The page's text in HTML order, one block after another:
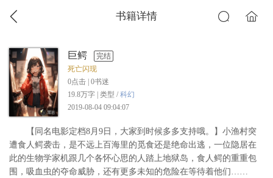
书籍详情
巨鳄
完结
死亡闪现
0点击 | 0书迷
19.8万字 | 类型 / 科幻
2019-08-04 09:04:07
【同名电影定档8月9日，大家到时候多多支持哦。】小渔村突
遭食人鳄袭击，是不远上百海里的觅食还是绝命出逃，一位隐居在
此的生物学家机跟几个各怀心思的人踏上地狱岛，食人鳄的重重包
围，吸血虫的夺命威胁，还有更多未知的危险在等待着他们……